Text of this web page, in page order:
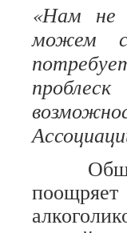
«Нам не
можем